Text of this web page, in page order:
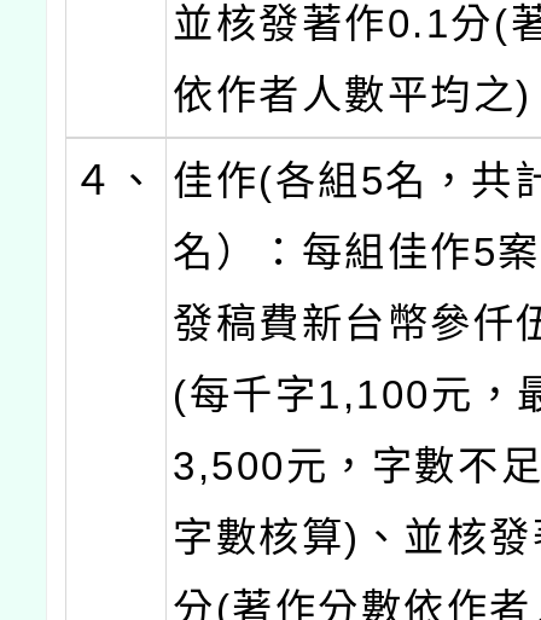
並核發著作0.1分(
依作者人數平均之
４、
佳作(各組5名，共
名）：每組佳作5
發稿費新台幣參仟
(每千字1,100元，
3,500元，字數不
字數核算)、並核
分(著作分數依作